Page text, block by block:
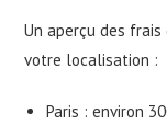
Un aperçu des
votre localisation :
Paris : environ